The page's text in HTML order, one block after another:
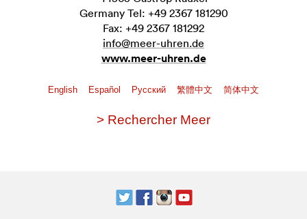
Germany Tel: +49 2367 181290
Fax: +49 2367 181292
info@meer-uhren.de
www.meer-uhren.de
English Español Pусский 繁體中文 简体中文
> Rechercher Meer